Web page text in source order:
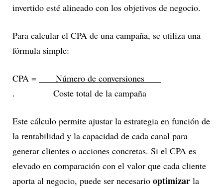
invertido esté alineado con los objetivos de negocio.
Para calcular el CPA de una campaña, se utiliza una
fórmula simple:
CPA =
Número de conversiones
. Coste total de la campaña
Este cálculo permite ajustar la estrategia en función de
la rentabilidad y la capacidad de cada canal para
generar clientes o acciones concretas. Si el CPA es
elevado en comparación con el valor que cada cliente
aporta al negocio, puede ser necesario optimizar la